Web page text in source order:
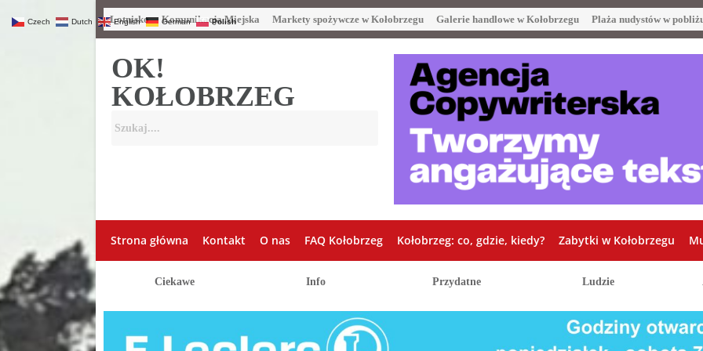
Lotnisko Komunikacja Miejska Markety spożywcze w Kołobrzegu Galerie handlowe w Kołobrzegu Plaża nudystów w
OK!
KOŁOBRZEG
Strona główna Kontakt O nas FAQ Kołobrzeg Kołobrzeg: co, gdzie, kiedy? Zabytki w Kołobrzegu
Ciekawe Info Przydatne Ludzie
Czech Dutch English German Polish